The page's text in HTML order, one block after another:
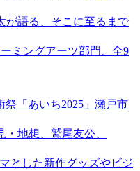
が語る、そこに至るまで
ミングアーツ部門、全9
祭「あいち2025」瀬戸市
地想、鷲尾友公、
とした新作グッズやビジ